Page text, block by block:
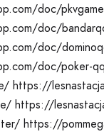
doc/
doc/
doc/
doc/poker-
https://
https://
https://